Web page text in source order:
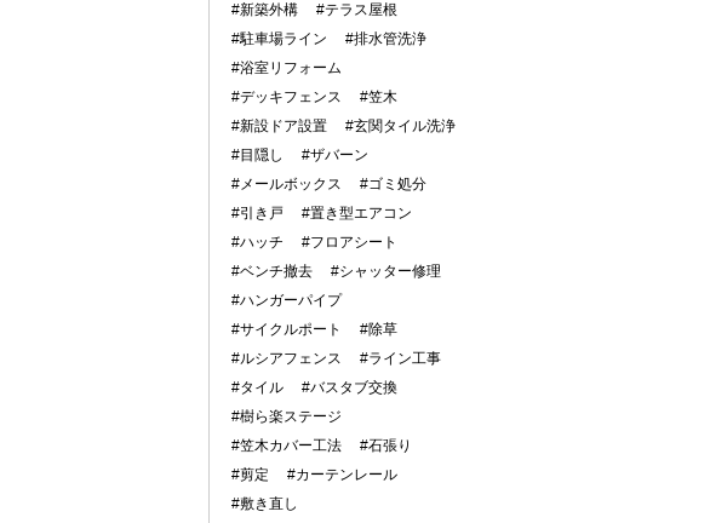
#新築外構
#テラス屋根
#駐車場ライン
#排水管洗浄
#浴室リフォーム
#デッキフェンス
#笠木
#新設ドア設置
#玄関タイル洗浄
#目隠し
#ザバーン
#メールボックス
#ゴミ処分
#引き戸
#置き型エアコン
#ハッチ
#フロアシート
#ベンチ撤去
#シャッター修理
#ハンガーパイプ
#サイクルポート
#除草
#ルシアフェンス
#ライン工事
#タイル
#バスタブ交換
#樹ら楽ステージ
#笠木カバー工法
#石張り
#剪定
#カーテンレール
#敷き直し